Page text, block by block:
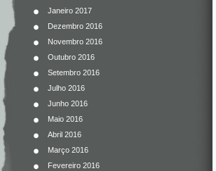
Janeiro 2017
Dezembro 2016
Novembro 2016
Outubro 2016
Setembro 2016
Julho 2016
Junho 2016
Maio 2016
Abril 2016
Março 2016
Fevereiro 2016